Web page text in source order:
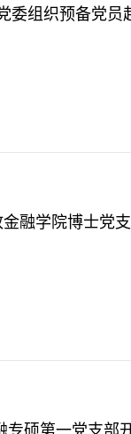
委组织预备党
融学院博士党
专硕第一党支部